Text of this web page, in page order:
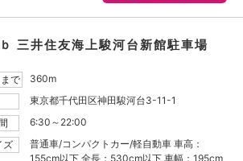
三井住友海上駿河台新館駐車場
で
360m
東京都千代田区神田駿河台3-11-1
6:30～22:00
ズ
普通車/コンパクトカー/軽自動車 車高：
155cm以下 全長：530cm以下 車幅：195cm